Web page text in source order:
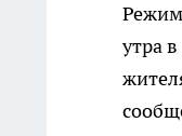
Режим
утра